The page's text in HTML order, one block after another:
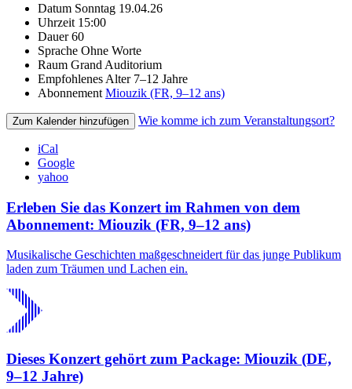
Datum Sonntag 19.04.26
Uhrzeit 15:00
Dauer 60
Sprache Ohne Worte
Raum Grand Auditorium
Empfohlenes Alter 7–12 Jahre
Abonnement Miouzik (FR, 9–12 ans)
Zum Kalender hinzufügen Wie komme ich zum Veranstaltungsort?
iCal
Google
yahoo
Erleben Sie das Konzert im Rahmen von dem
Abonnement: Miouzik (FR, 9–12 ans)
Musikalische Geschichten maßgeschneidert für das junge Publikum
laden zum Träumen und Lachen ein.
Dieses Konzert gehört zum Package: Miouzik (DE,
9–12 Jahre)